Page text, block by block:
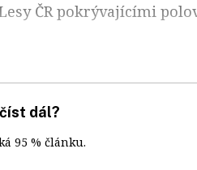
ČR pokrývajícími
dál?
95 % článku.